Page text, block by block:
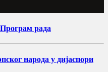
рада
народа у дијаспори